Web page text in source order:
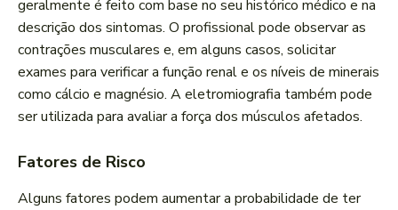
geralmente é feito com base no seu histórico médico e na
descrição dos sintomas. O profissional pode observar as
contrações musculares e, em alguns casos, solicitar
exames para verificar a função renal e os níveis de minerais
como cálcio e magnésio. A eletromiografia também pode
ser utilizada para avaliar a força dos músculos afetados.
Fatores de Risco
Alguns fatores podem aumentar a probabilidade de ter